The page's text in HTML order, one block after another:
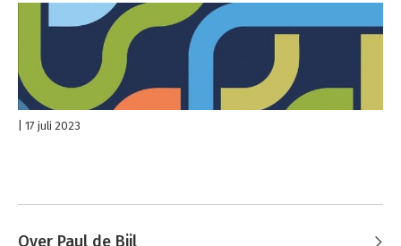
17 juli 2023
Over Paul de Bijl